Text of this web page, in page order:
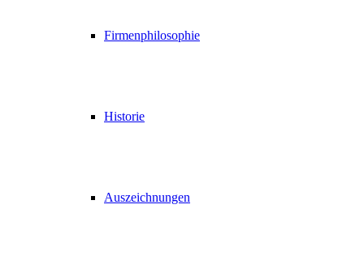
Firmenphilosophie
Historie
Auszeichnungen